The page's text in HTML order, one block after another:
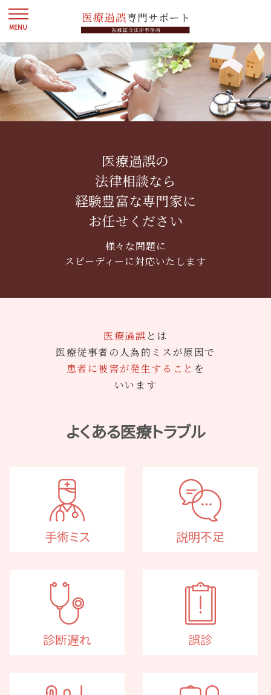
医療過誤の
法律相談なら
経験豊富な専門家に
お任せください
様々な問題に
スピーディーに対応いたします
医療過誤 とは
医療従事者の人為的ミスが原因で
患者に被害が発生すること を
いいます
よくある医療トラブル
手術ミス 説明不足
診断遅れ 誤診